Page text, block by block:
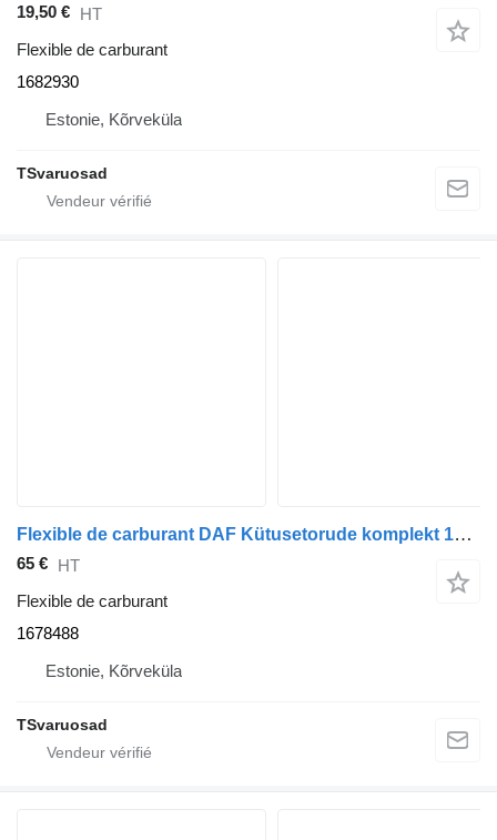
19,50 € HT
Flexible de carburant
1682930
Estonie, Kõrveküla
TSvaruosad
Flexible de carburant DAF Kütusetorude komplekt 1678488 pour tracteur routier DAF XF105-460
65 € HT
Flexible de carburant
1678488
Estonie, Kõrveküla
TSvaruosad